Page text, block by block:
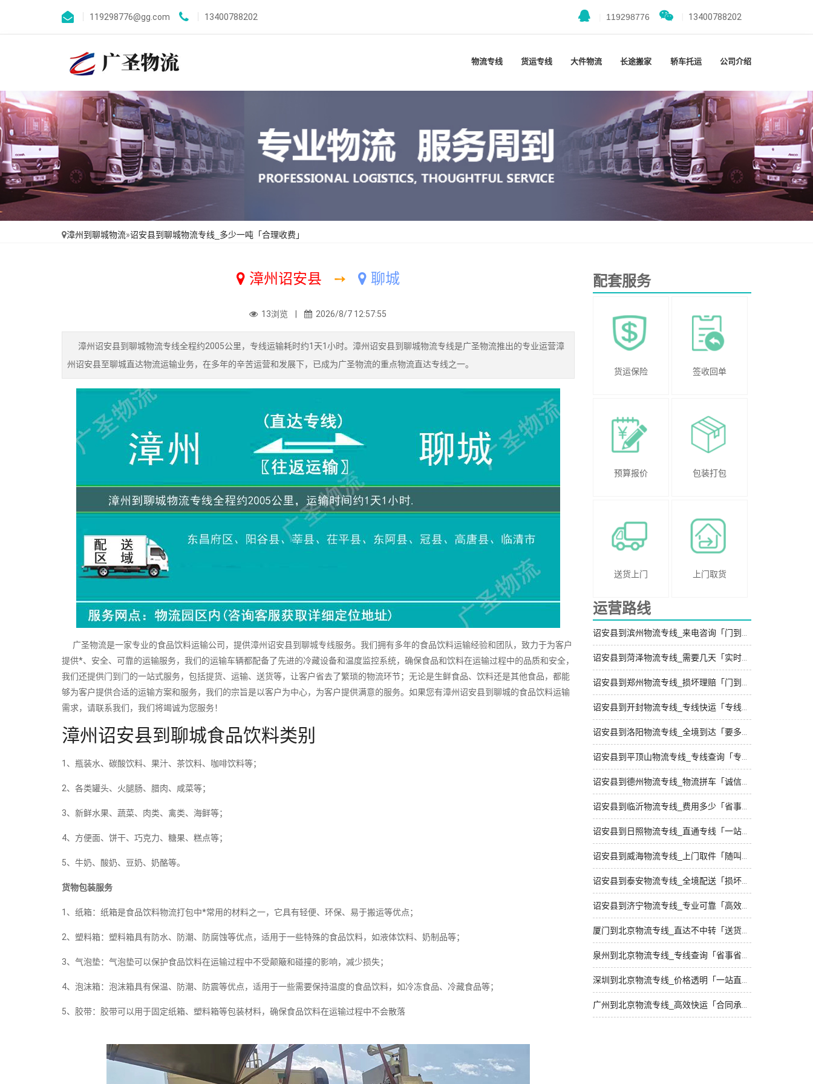
119298776@gg.com 13400788202 119298776 13400788202
物流专线 货运专线 大件物流 长途搬家 轿车托运 公司介绍
漳州到聊城物流»诏安县到聊城物流专线_多少一吨「合理收费」
漳州诏安县 ➙ 聊城
13浏览 | 2026/8/7 12:57:55
漳州诏安县到聊城物流专线全程约2005公里，专线运输耗时约1天1小时。漳州诏安县到聊城物流专线是广圣物流推出的专业运营漳
州诏安县至聊城直达物流运输业务，在多年的辛苦运营和发展下，已成为广圣物流的重点物流直达专线之一。
广圣物流是一家专业的食品饮料运输公司，提供漳州诏安县到聊城专线服务。我们拥有多年的食品饮料运输经验和团队，致力于为客户
提供*、安全、可靠的运输服务，我们的运输车辆都配备了先进的冷藏设备和温度监控系统，确保食品和饮料在运输过程中的品质和安全，
我们还提供门到门的一站式服务，包括提货、运输、送货等，让客户省去了繁琐的物流环节；无论是生鲜食品、饮料还是其他食品，都能
够为客户提供合适的运输方案和服务，我们的宗旨是以客户为中心，为客户提供满意的服务。如果您有漳州诏安县到聊城的食品饮料运输
需求，请联系我们，我们将竭诚为您服务！
漳州诏安县到聊城食品饮料类别
1、瓶装水、碳酸饮料、果汁、茶饮料、咖啡饮料等；
2、各类罐头、火腿肠、腊肉、咸菜等；
3、新鲜水果、蔬菜、肉类、禽类、海鲜等；
4、方便面、饼干、巧克力、糖果、糕点等；
5、牛奶、酸奶、豆奶、奶酪等。
货物包装服务
1、纸箱：纸箱是食品饮料物流打包中*常用的材料之一，它具有轻便、环保、易于搬运等优点；
2、塑料箱：塑料箱具有防水、防潮、防腐蚀等优点，适用于一些特殊的食品饮料，如液体饮料、奶制品等；
3、气泡垫：气泡垫可以保护食品饮料在运输过程中不受颠簸和碰撞的影响，减少损失；
4、泡沫箱：泡沫箱具有保温、防潮、防震等优点，适用于一些需要保持温度的食品饮料，如冷冻食品、冷藏食品等；
5、胶带：胶带可以用于固定纸箱、塑料箱等包装材料，确保食品饮料在运输过程中不会散落
配套服务
货运保险 签收回单
预算报价 包装打包
送货上门 上门取货
运营路线
诏安县到滨州物流专线_来电咨询「门到门接送」
诏安县到菏泽物流专线_需要几天「实时反馈」
诏安县到郑州物流专线_损坏理赔「门到门接送」
诏安县到开封物流专线_专线快运「专线查询」
诏安县到洛阳物流专线_全境到达「要多少钱」
诏安县到平顶山物流专线_专线查询「专业可靠」
诏安县到德州物流专线_物流拼车「诚信为先」
诏安县到临沂物流专线_费用多少「省事省心」
诏安县到日照物流专线_直通专线「一站直达」
诏安县到威海物流专线_上门取件「随叫随到」
诏安县到泰安物流专线_全境配送「损坏理赔」
诏安县到济宁物流专线_专业可靠「高效快运」
厦门到北京物流专线_直达不中转「送货到门」
泉州到北京物流专线_专线查询「省事省心」
深圳到北京物流专线_价格透明「一站直达」
广州到北京物流专线_高效快运「合同承运」